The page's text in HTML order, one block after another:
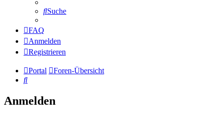
Suche
FAQ
Anmelden
Registrieren
Portal
Foren-Übersicht
Suche
Anmelden